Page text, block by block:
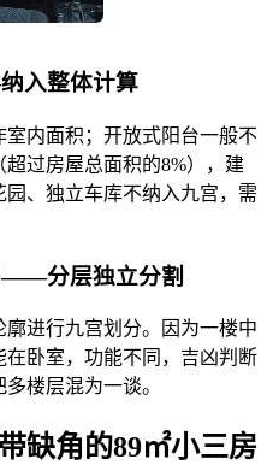
入整体计算
内面积；开放式阳台一般不
过房屋总面积的8%），建
、独立车库不纳入九宫，需
——分层独立分割
进行九宫划分。因为一楼中
卧室，功能不同，吉凶判断
楼层混为一谈。
缺角的89㎡小三房